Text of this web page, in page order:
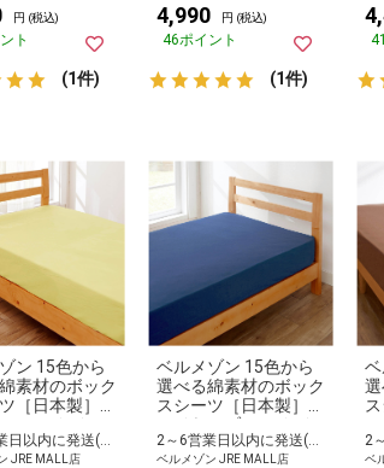
円 (税込)
ト
(1件)
4,990 円 (税込)
46ポイント
(1件)
ン 15色から
素材のボック
［日本製］
シュ クイー
JRE MALL店
ベルメゾン 15色から
選べる綿素材のボック
スシーツ［日本製］
ロイヤルブルー クイ
ーン
2～6営業日以内に発送(長期休暇除く)
ベルメゾン JRE MALL店 ベ